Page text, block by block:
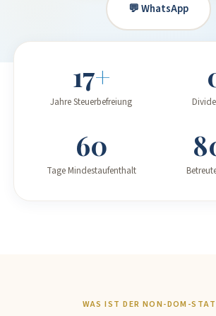
💬 WhatsApp
17+
Jahre Steuerbefreiung
60
Tage Mindestaufenthalt
WAS IST DER NON-DOM-